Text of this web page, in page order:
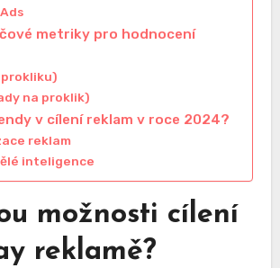
metriky pro hodnocení
prokliku)
na proklik)
v cílení reklam v roce 2024?
reklam
inteligence
možnosti cílení
reklamě?